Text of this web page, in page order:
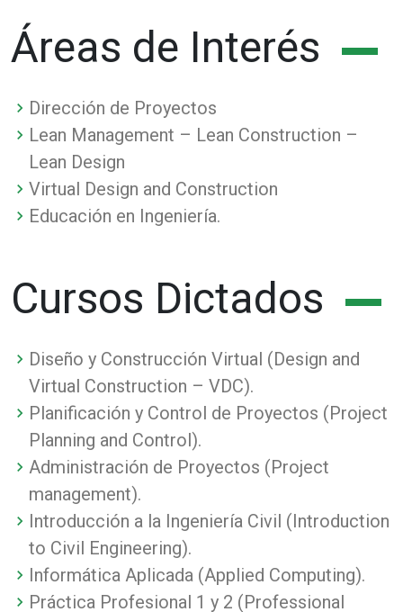
Áreas de Interés
Dirección de Proyectos
Lean Management – Lean Construction –
Lean Design
Virtual Design and Construction
Educación en Ingeniería.
Cursos Dictados
Diseño y Construcción Virtual (Design and
Virtual Construction – VDC).
Planificación y Control de Proyectos (Project
Planning and Control).
Administración de Proyectos (Project
management).
Introducción a la Ingeniería Civil (Introduction
to Civil Engineering).
Informática Aplicada (Applied Computing).
Práctica Profesional 1 y 2 (Professional